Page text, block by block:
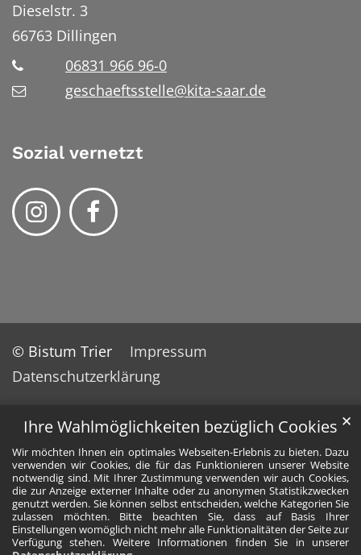
Ihre Wahlmöglichkeiten bezüglich Cookies
Wir möchten Ihnen ein optimales Webseiten-Erlebnis zu bieten. Dazu
verwenden wir Cookies, die für das Funktionieren unserer Website
notwendig sind. Mit Ihrer Zustimmung verwenden wir auch Cookies,
die zur Anzeige externer Inhalte oder zu anonymen Statistikzwecken
genutzt werden. Sie können selbst entscheiden, welche Kategorien Sie
zulassen möchten. Bitte beachten Sie, dass auf Basis Ihrer
Einstellungen womöglich nicht mehr alle Funktionalitäten der Seite zur
Verfügung stehen. Weitere Informationen finden Sie in unserer
✕
Dieselstr. 3
66763 Dillingen
06831 966 96-0
geschaeftsstelle@kita-saar.de
Sozial vernetzt
© Bistum Trier
Impressum
Datenschutzerklärung